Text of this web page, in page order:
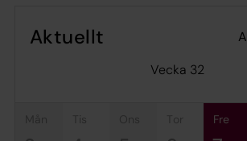
Aktuellt
Vecka 32
tis tor fre